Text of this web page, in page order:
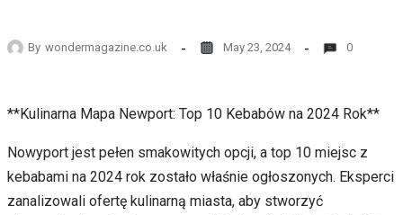
By wondermagazine.co.uk May 23, 2024 0
**Kulinarna Mapa Newport: Top 10 Kebabów na 2024 Rok**
Nowyport jest pełen smakowitych opcji, a top 10 miejsc z
kebabami na 2024 rok zostało właśnie ogłoszonych. Eksperci
zanalizowali ofertę kulinarną miasta, aby stworzyć